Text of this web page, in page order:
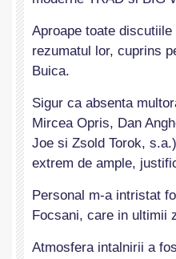
Aproape toate
rezumatul lor, cuprins
Buica.
Sigur ca absenta
Mircea Opris, Dan
Joe si Zsold Torok,
extrem de ample,
Personal m-a intristat
Focsani, care in ultimii
Atmosfera intalnirii a